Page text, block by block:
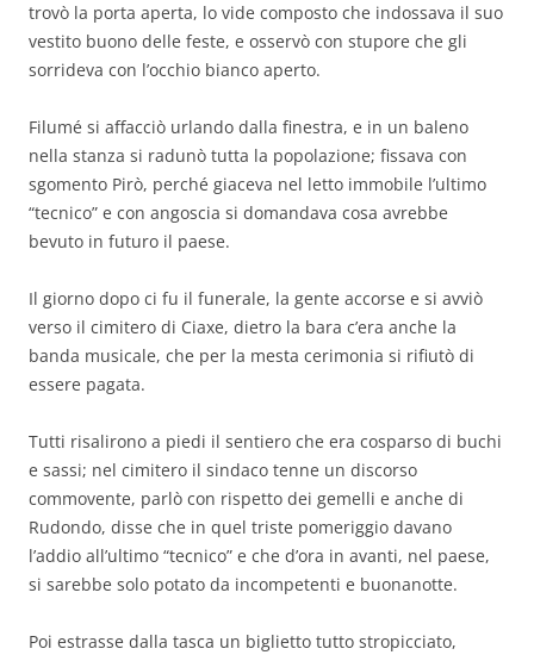
trovò la porta aperta, lo vide composto che indossava il suo
vestito buono delle feste, e osservò con stupore che gli
sorrideva con l’occhio bianco aperto.
Filumé si affacciò urlando dalla finestra, e in un baleno
nella stanza si radunò tutta la popolazione; fissava con
sgomento Pirò, perché giaceva nel letto immobile l’ultimo
“tecnico” e con angoscia si domandava cosa avrebbe
bevuto in futuro il paese.
Il giorno dopo ci fu il funerale, la gente accorse e si avviò
verso il cimitero di Ciaxe, dietro la bara c’era anche la
banda musicale, che per la mesta cerimonia si rifiutò di
essere pagata.
Tutti risalirono a piedi il sentiero che era cosparso di buchi
e sassi; nel cimitero il sindaco tenne un discorso
commovente, parlò con rispetto dei gemelli e anche di
Rudondo, disse che in quel triste pomeriggio davano
l’addio all’ultimo “tecnico” e che d’ora in avanti, nel paese,
si sarebbe solo potato da incompetenti e buonanotte.
Poi estrasse dalla tasca un biglietto tutto stropicciato,